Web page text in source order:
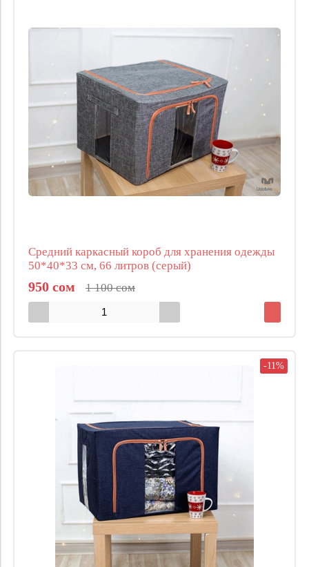
Средний каркасный короб для хранения одежды
50*40*33 см, 66 литров (серый)
950 сом 1 100 сом
-11%